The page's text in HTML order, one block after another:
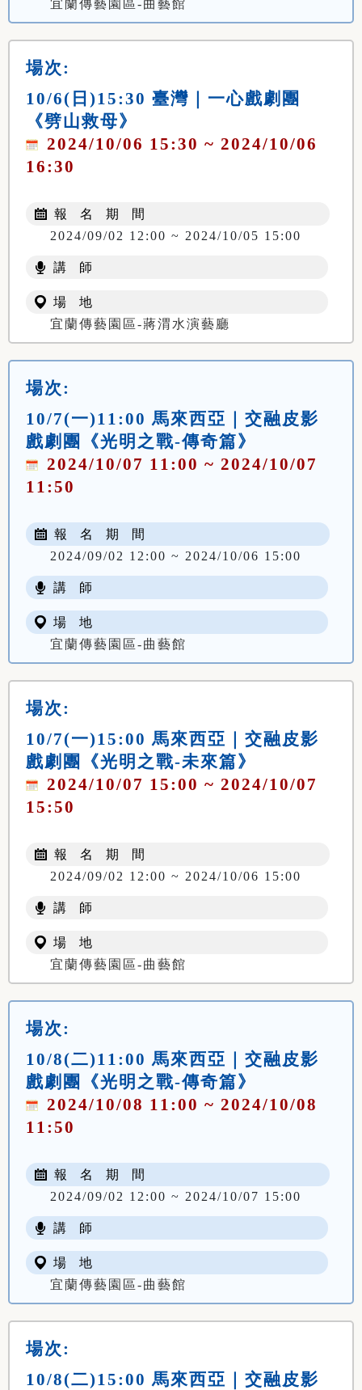
宜蘭傳藝園區-曲藝館
場次:
10/6(日)15:30 臺灣｜一心戲劇團
《劈山救母》
2024/10/06 15:30 ~ 2024/10/06
16:30
報 名 期 間
2024/09/02 12:00 ~ 2024/10/05 15:00
講 師
場 地
宜蘭傳藝園區-蔣渭水演藝廳
場次:
10/7(一)11:00 馬來西亞｜交融皮影
戲劇團《光明之戰-傳奇篇》
2024/10/07 11:00 ~ 2024/10/07
11:50
報 名 期 間
2024/09/02 12:00 ~ 2024/10/06 15:00
講 師
場 地
宜蘭傳藝園區-曲藝館
場次:
10/7(一)15:00 馬來西亞｜交融皮影
戲劇團《光明之戰-未來篇》
2024/10/07 15:00 ~ 2024/10/07
15:50
報 名 期 間
2024/09/02 12:00 ~ 2024/10/06 15:00
講 師
場 地
宜蘭傳藝園區-曲藝館
場次:
10/8(二)11:00 馬來西亞｜交融皮影
戲劇團《光明之戰-傳奇篇》
2024/10/08 11:00 ~ 2024/10/08
11:50
報 名 期 間
2024/09/02 12:00 ~ 2024/10/07 15:00
講 師
場 地
宜蘭傳藝園區-曲藝館
場次:
10/8(二)15:00 馬來西亞｜交融皮影